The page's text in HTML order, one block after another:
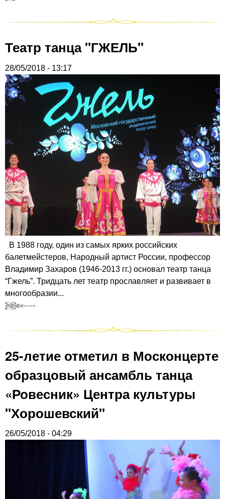
Театр танца "ГЖЕЛЬ"
28/05/2018 - 13:17
В 1988 году, один из самых ярких российских
балетмейстеров, Народный артист России, профессор
Владимир Захаров (1946-2013 гг.) основал театр танца
“Гжель”. Тридцать лет театр прославляет и развивает в
многообразии...
25-летие отметил в Москонцерте
образцовый ансамбль танца
«Ровесник» Центра культуры
"Хорошевский"
26/05/2018 - 04:29